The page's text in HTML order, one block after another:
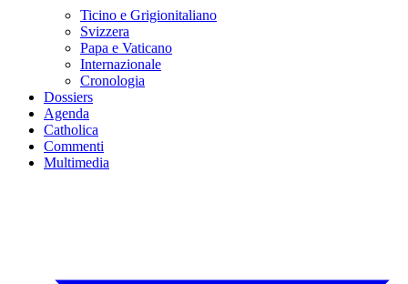
Ticino e Grigionitaliano
Svizzera
Papa e Vaticano
Internazionale
Cronologia
Dossiers
Agenda
Catholica
Commenti
Multimedia